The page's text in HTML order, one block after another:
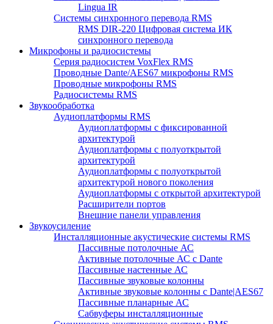
Lingua IR
Системы синхронного перевода RMS
RMS DIR-220 Цифровая система ИК
синхронного перевода
Микрофоны и радиосистемы
Серия радиосистем VoxFlex RMS
Проводные Dante/AES67 микрофоны RMS
Проводные микрофоны RMS
Радиосистемы RMS
Звукообработка
Аудиоплатформы RMS
Аудиоплатформы с фиксированной
архитектурой
Аудиоплатформы с полуоткрытой
архитектурой
Аудиоплатформы с полуоткрытой
архитектурой нового поколения
Аудиоплатформы с открытой архитектурой
Расширители портов
Внешние панели управления
Звукоусиление
Инсталляционные акустические системы RMS
Пассивные потолочные АС
Активные потолочные АС с Dante
Пассивные настенные АС
Пассивные звуковые колонны
Активные звуковые колонны с Dante|AES67
Пассивные планарные АС
Сабвуферы инсталляционные